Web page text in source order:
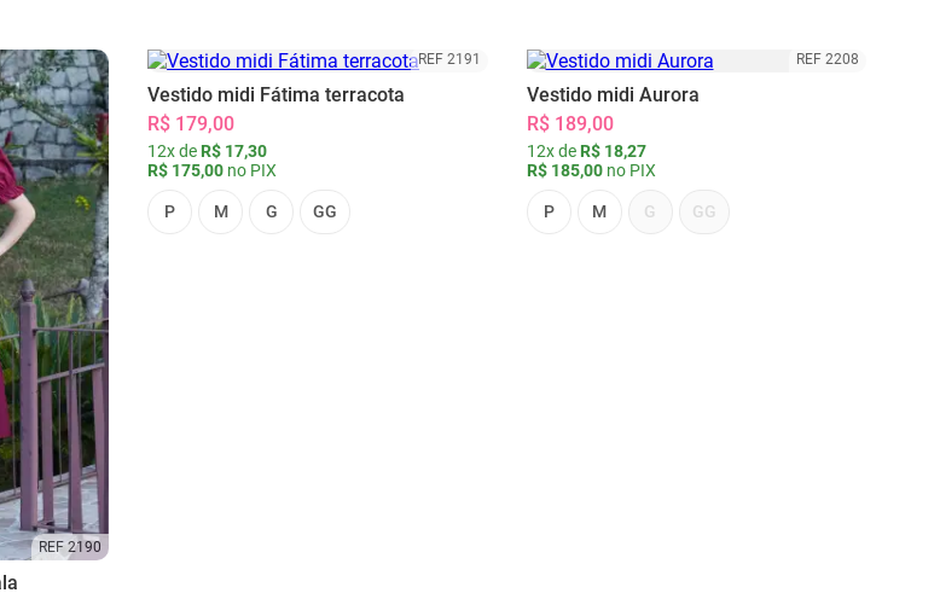
REF 2190
REF 2191
Vestido midi Fátima terracota
R$ 179,00
12x de R$ 17,30
R$ 175,00 no PIX
P M G GG
REF 2208
Vestido midi Aurora
R$ 189,00
12x de R$ 18,27
R$ 185,00no PIX
P M G GG